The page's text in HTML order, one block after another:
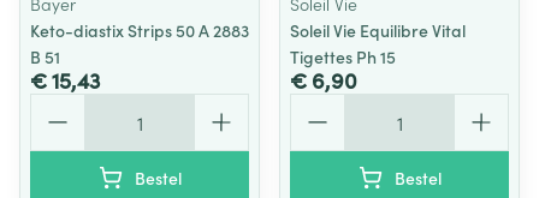
Keto-diastix Strips 50 A 2883
B 51
€ 15,43
Bestel
Soleil Vie Equilibre Vital
Tigettes Ph 15
€ 6,90
Bestel